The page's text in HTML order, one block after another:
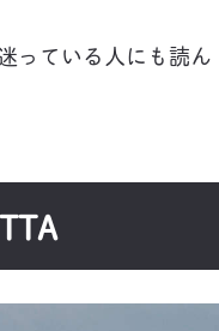
っている人にも読ん